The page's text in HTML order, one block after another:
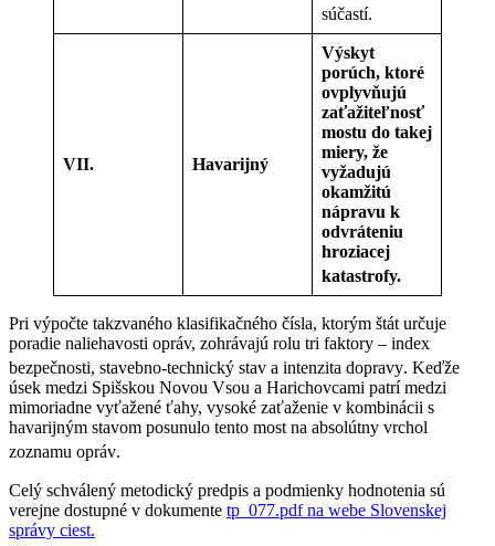
súčastí.
VII. Havarijný
Výskyt
porúch, ktoré
ovplyvňujú
zaťažiteľnosť
mostu do takej
miery, že
vyžadujú
okamžitú
nápravu k
odvráteniu
hroziacej
katastrofy.
Pri výpočte takzvaného klasifikačného čísla, ktorým štát určuje
poradie naliehavosti opráv, zohrávajú rolu tri faktory – index
bezpečnosti, stavebno-technický stav a intenzita dopravy. Keďže
úsek medzi Spišskou Novou Vsou a Harichovcami patrí medzi
mimoriadne vyťažené ťahy, vysoké zaťaženie v kombinácii s
havarijným stavom posunulo tento most na absolútny vrchol
zoznamu opráv.
Celý schválený metodický predpis a podmienky hodnotenia sú
verejne dostupné v dokumente tp_077.pdf na webe Slovenskej
správy ciest.